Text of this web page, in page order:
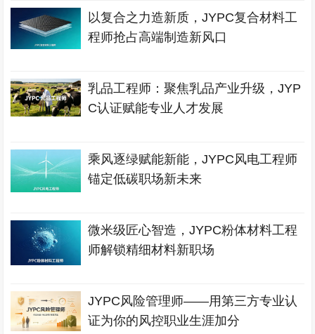
以复合之力造新质，JYPC复合材料工
程师抢占高端制造新风口
乳品工程师：聚焦乳品产业升级，JYP
C认证赋能专业人才发展
乘风逐绿赋能新能，JYPC风电工程师
锚定低碳职场新未来
微米级匠心智造，JYPC粉体材料工程
师解锁精细材料新职场
JYPC风险管理师——用第三方专业认
证为你的风控职业生涯加分